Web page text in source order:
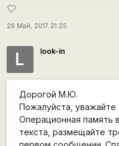
favorite_border
26 Май, 2017 21:25
L look-in
Дорогой М.Ю.
Пожалуйста, уважайте
Операционная память
текста, размещайте